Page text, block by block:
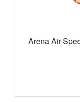
Arena Air-